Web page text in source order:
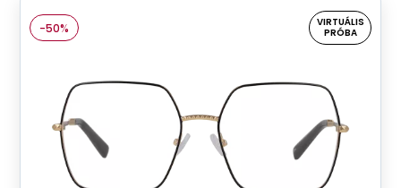
-50%
VIRTUÁLIS
PRÓBA